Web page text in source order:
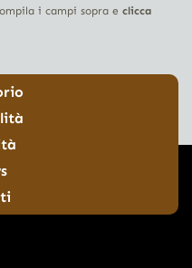
i campi sopra e clicca